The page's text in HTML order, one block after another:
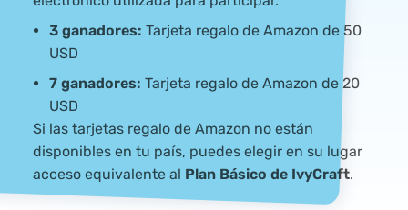
3 ganadores: Tarjeta regalo de Amazon de 50
USD
7 ganadores: Tarjeta regalo de Amazon de 20
USD
Si las tarjetas regalo de Amazon no están
disponibles en tu país, puedes elegir en su lugar
acceso equivalente al Plan Básico de IvyCraft.